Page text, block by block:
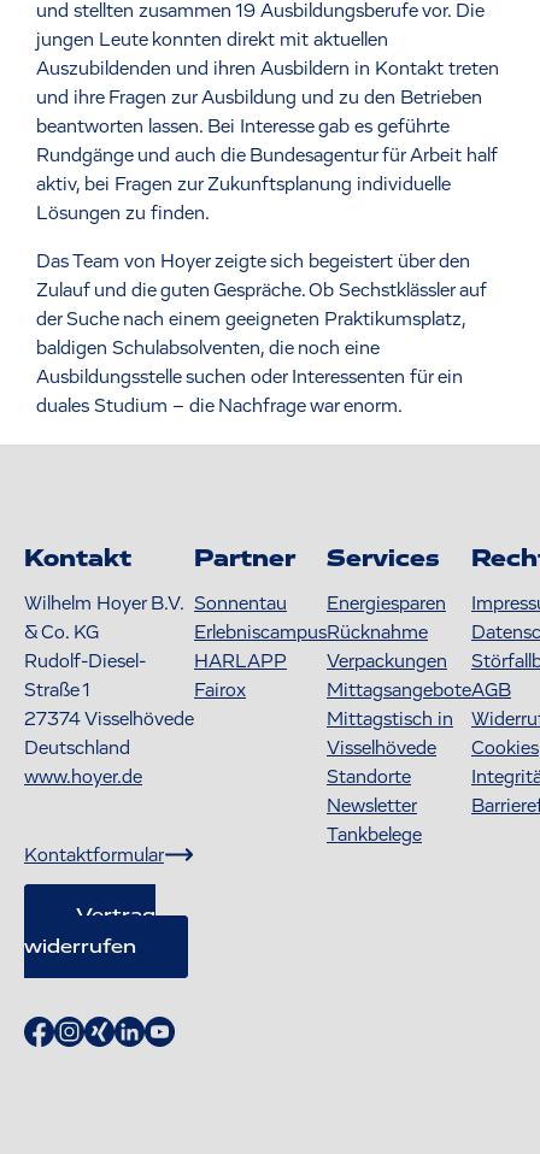
und stellten zusammen 19 Ausbildungsberufe vor. Die
jungen Leute konnten direkt mit aktuellen
Auszubildenden und ihren Ausbildern in Kontakt treten
und ihre Fragen zur Ausbildung und zu den Betrieben
beantworten lassen. Bei Interesse gab es geführte
Rundgänge und auch die Bundesagentur für Arbeit half
aktiv, bei Fragen zur Zukunftsplanung individuelle
Lösungen zu finden.
Das Team von Hoyer zeigte sich begeistert über den
Zulauf und die guten Gespräche. Ob Sechstklässler auf
der Suche nach einem geeigneten Praktikumsplatz,
baldigen Schulabsolventen, die noch eine
Ausbildungsstelle suchen oder Interessenten für ein
duales Studium – die Nachfrage war enorm.
Kontakt
Wilhelm Hoyer B.V.
& Co. KG
Rudolf-Diesel-
Straße 1
27374Visselhövede
Deutschland
www.hoyer.de
Kontaktformular
Vertrag
widerrufen
Partner
Sonnentau
Erlebniscampus
HARLAPP
Fairox
Services
Energiesparen
Rücknahme
Verpackungen
Mittagsangebote
Mittagstisch in
Visselhövede
Standorte
Newsletter
Tankbelege
AGB
Cookies